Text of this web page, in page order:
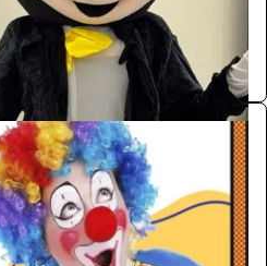
مهرجين
الفعاليات والحفلات
385
/ اليوم